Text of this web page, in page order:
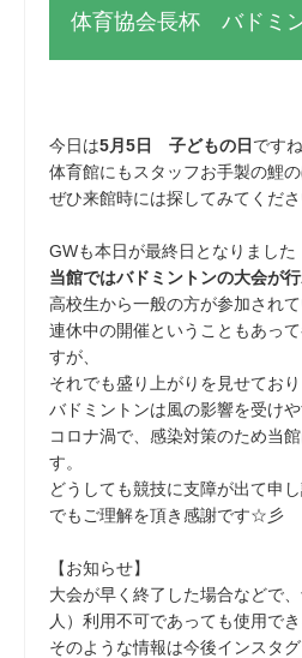
体育協会長杯 バドミ
今日は5月5日 子どもの日 ですね
体育館にもスタッフお手製の鯉
ぜひ来館時には探してみてくだ
GWも本日が最終日となりました
当館ではバドミントンの大会が
高校生から一般の方が参加されて
連休中の開催ということもあっ
すが、
それでも盛り上がりを見せてお
バドミントンは風の影響を受けや
コロナ渦で、感染対策のため当
す。
どうしても競技に支障が出て申
でもご理解を頂き感謝です☆彡
【お知らせ】
大会が早く終了した場合などで
人）利用不可であっても使用で
そのような情報は今後インスタ